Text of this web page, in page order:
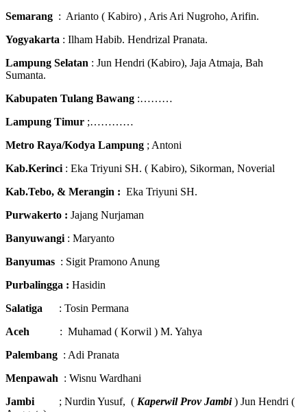
Semarang : Arianto ( Kabiro) , Aris Ari Nugroho, Arifin.
Yogyakarta : Ilham Habib. Hendrizal Pranata.
Lampung Selatan : Jun Hendri (Kabiro), Jaja Atmaja, Bah
Sumanta.
Kabupaten Tulang Bawang :………
Lampung Timur ;…………
Metro Raya/Kodya Lampung ; Antoni
Kab.Kerinci : Eka Triyuni SH. ( Kabiro), Sikorman, Noverial
Kab.Tebo, & Merangin : Eka Triyuni SH.
Purwakerto : Jajang Nurjaman
Banyuwangi : Maryanto
Banyumas : Sigit Pramono Anung
Purbalingga : Hasidin
Salatiga
: Tosin Permana
Aceh : Muhamad ( Korwil ) M. Yahya
Palembang : Adi Pranata
Menpawah : Wisnu Wardhani
Jambi ; Nurdin Yusuf, ( Kaperwil Prov Jambi) Jun Hendri (